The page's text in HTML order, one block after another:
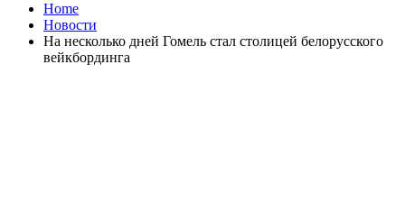
Home
Новости
На несколько дней Гомель стал столицей белорусского
вейкбординга